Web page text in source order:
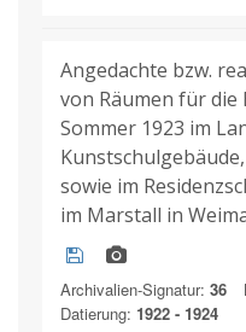
Angedachte bzw.
von Räumen für
Sommer 1923 im
sowie im
im Marstall in
Archivalien-Signatur: 36
Datierung: 1922 - 1924